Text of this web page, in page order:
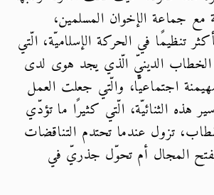
جماعة الإخوان المسلمين،
تنظيمًا في الحركة الإسلاميّة، الّتي
الدينيّ الّذي يجد هوى لدى
اجتماعيًّا، والّتي جعلت العمل
هذه الثنائيّة، الّتي كثيرًا ما تؤدّي
تزول عندما تحتدم التناقضات
المجال أم تحوّل جذريّ في